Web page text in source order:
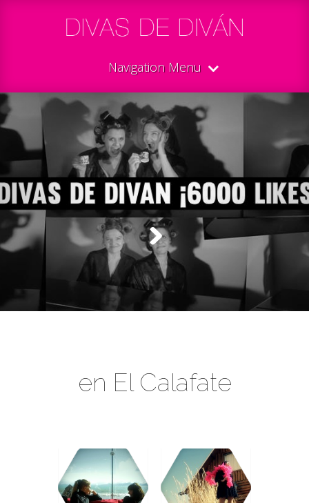
Navigation Menu
en El Calafate